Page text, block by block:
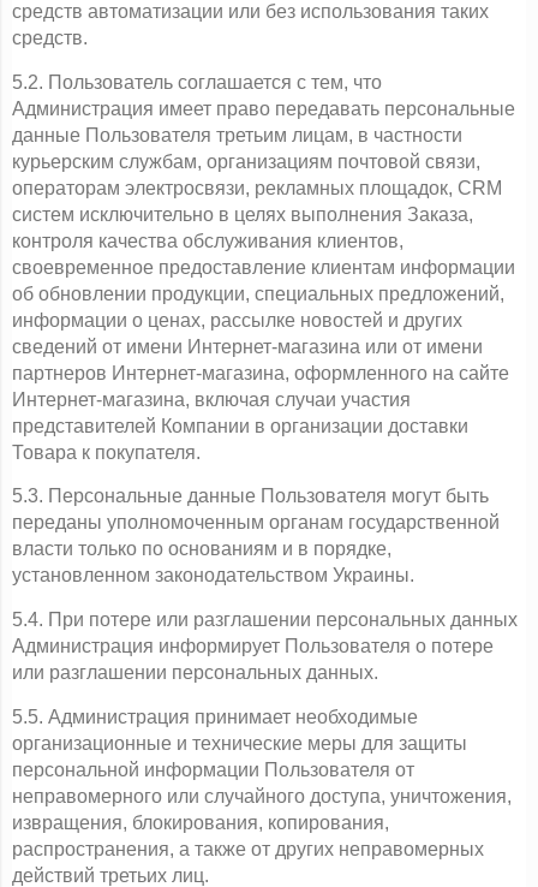
средств автоматизации или без использования таких
средств.
5.2. Пользователь соглашается с тем, что
Администрация имеет право передавать персональные
данные Пользователя третьим лицам, в частности
курьерским службам, организациям почтовой связи,
операторам электросвязи, рекламных площадок, CRM
систем исключительно в целях выполнения Заказа,
контроля качества обслуживания клиентов,
своевременное предоставление клиентам информации
об обновлении продукции, специальных предложений,
информации о ценах, рассылке новостей и других
сведений от имени Интернет-магазина или от имени
партнеров Интернет-магазина, оформленного на сайте
Интернет-магазина, включая случаи участия
представителей Компании в организации доставки
Товара к покупателя.
5.3. Персональные данные Пользователя могут быть
переданы уполномоченным органам государственной
власти только по основаниям и в порядке,
установленном законодательством Украины.
5.4. При потере или разглашении персональных данных
Администрация информирует Пользователя о потере
или разглашении персональных данных.
5.5. Администрация принимает необходимые
организационные и технические меры для защиты
персональной информации Пользователя от
неправомерного или случайного доступа, уничтожения,
извращения, блокирования, копирования,
распространения, а также от других неправомерных
действий третьих лиц.